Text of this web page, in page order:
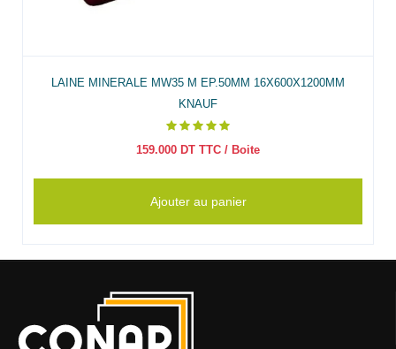
LAINE MINERALE MW35 M EP.50MM 16X600X1200MM
KNAUF
159.000 DT TTC / Boite
Ajouter au panier